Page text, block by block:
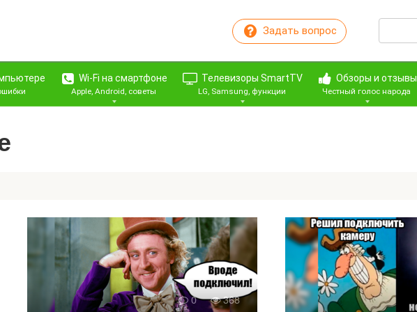
Задать вопрос Поиск:
Wi-Fi на смартфоне
Apple, Android, советы
Телевизоры SmartTV
LG, Samsung, функции
Обзоры и отзывы
Честный голос народа
0 368